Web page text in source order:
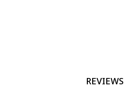
REVIEWS